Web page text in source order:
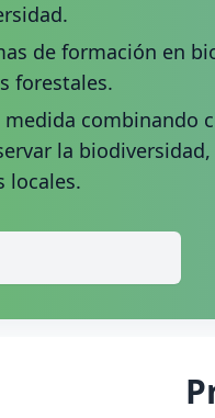
de formación en
forestales.
combinando
la
locales.